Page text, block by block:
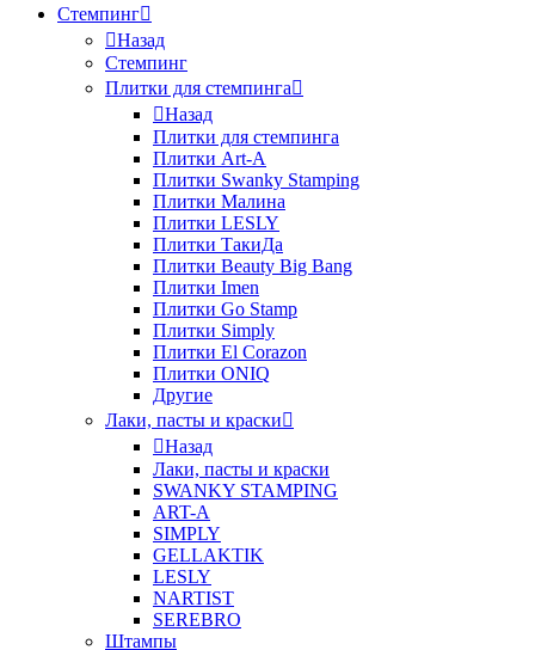
Стемпинг
Назад
Стемпинг
Плитки для стемпинга
Назад
Плитки для стемпинга
Плитки Art-A
Плитки Swanky Stamping
Плитки Малина
Плитки LESLY
Плитки ТакиДа
Плитки Beauty Big Bang
Плитки Imen
Плитки Go Stamp
Плитки Simply
Плитки El Corazon
Плитки ONIQ
Другие
Лаки, пасты и краски
Назад
Лаки, пасты и краски
SWANKY STAMPING
ART-A
SIMPLY
GELLAKTIK
LESLY
NARTIST
SEREBRO
Штампы